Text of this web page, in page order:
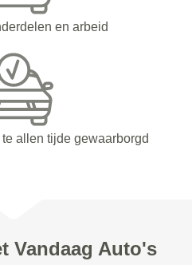
en arbeid
allen tijde gewaarborgd
Vandaag Auto's